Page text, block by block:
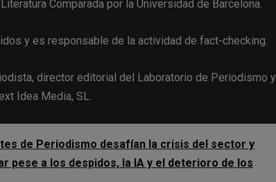
Literatura Comparada por la Universidad de Barcelona.
y es responsable de la actividad de fact-checking.
director editorial del Laboratorio de Periodismo y
Idea Media, SL.
de Periodismo desafían la crisis del sector y
pese a los despidos, la IA y el deterioro de los